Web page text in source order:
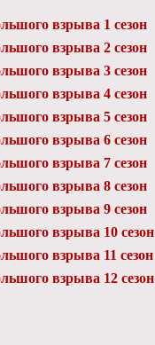
взрыва 1 сезон
взрыва 2 сезон
взрыва 3 сезон
взрыва 4 сезон
взрыва 5 сезон
взрыва 6 сезон
взрыва 7 сезон
взрыва 8 сезон
взрыва 9 сезон
взрыва 10 сезон
взрыва 11 сезон
взрыва 12 сезон